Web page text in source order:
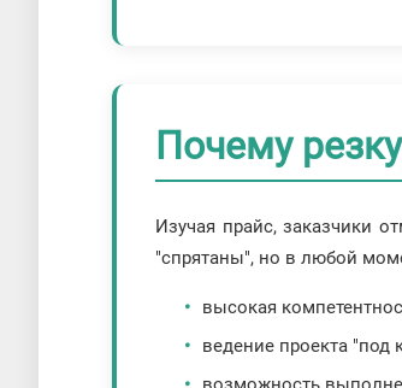
Почему
Изучая прайс, заказчики
"спрятаны", но в любой
высокая
ведение проекта "под